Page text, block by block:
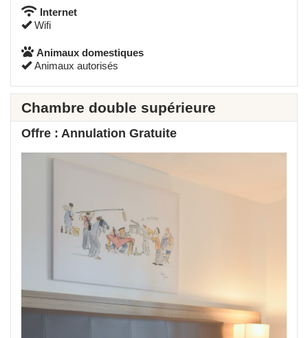
Internet
Wifi
Animaux domestiques
Animaux autorisés
Chambre double supérieure
Offre : Annulation Gratuite